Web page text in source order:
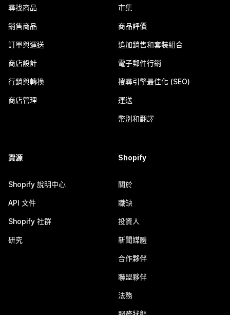
尋找商品
銷售商品
訂單與運送
商店設計
行銷與轉換
商店管理
市集
商品評價
追加銷售和套裝組合
電子郵件行銷
搜尋引擎最佳化 (SEO)
運送
幣別和翻譯
資源
Shopify 說明中心
API 文件
Shopify 社群
研究
Shopify
關於
職缺
投資人
新聞媒體
合作夥伴
聯盟夥伴
法務